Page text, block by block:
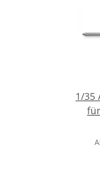
1/35